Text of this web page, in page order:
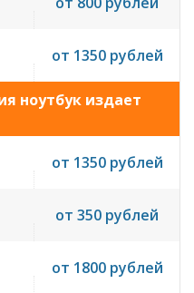
от 1350 рублей
ноутбук издает
от 1350 рублей
от 350 рублей
от 1800 рублей